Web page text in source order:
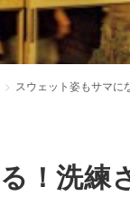
スウェット姿もサマに
！洗練